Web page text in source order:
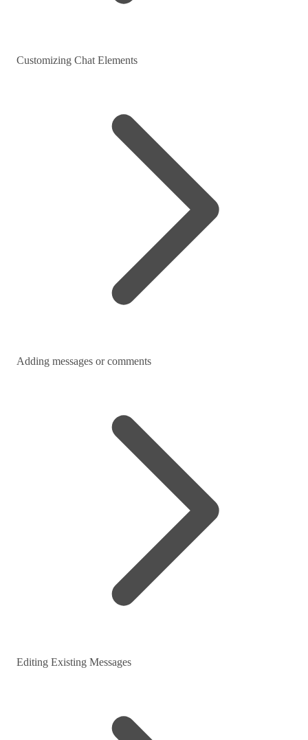
Customizing Chat Elements
Adding messages or comments
Editing Existing Messages